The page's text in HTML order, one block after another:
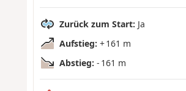
Zurück zum Start: Ja
Aufstieg: + 161 m
Abstieg: - 161 m